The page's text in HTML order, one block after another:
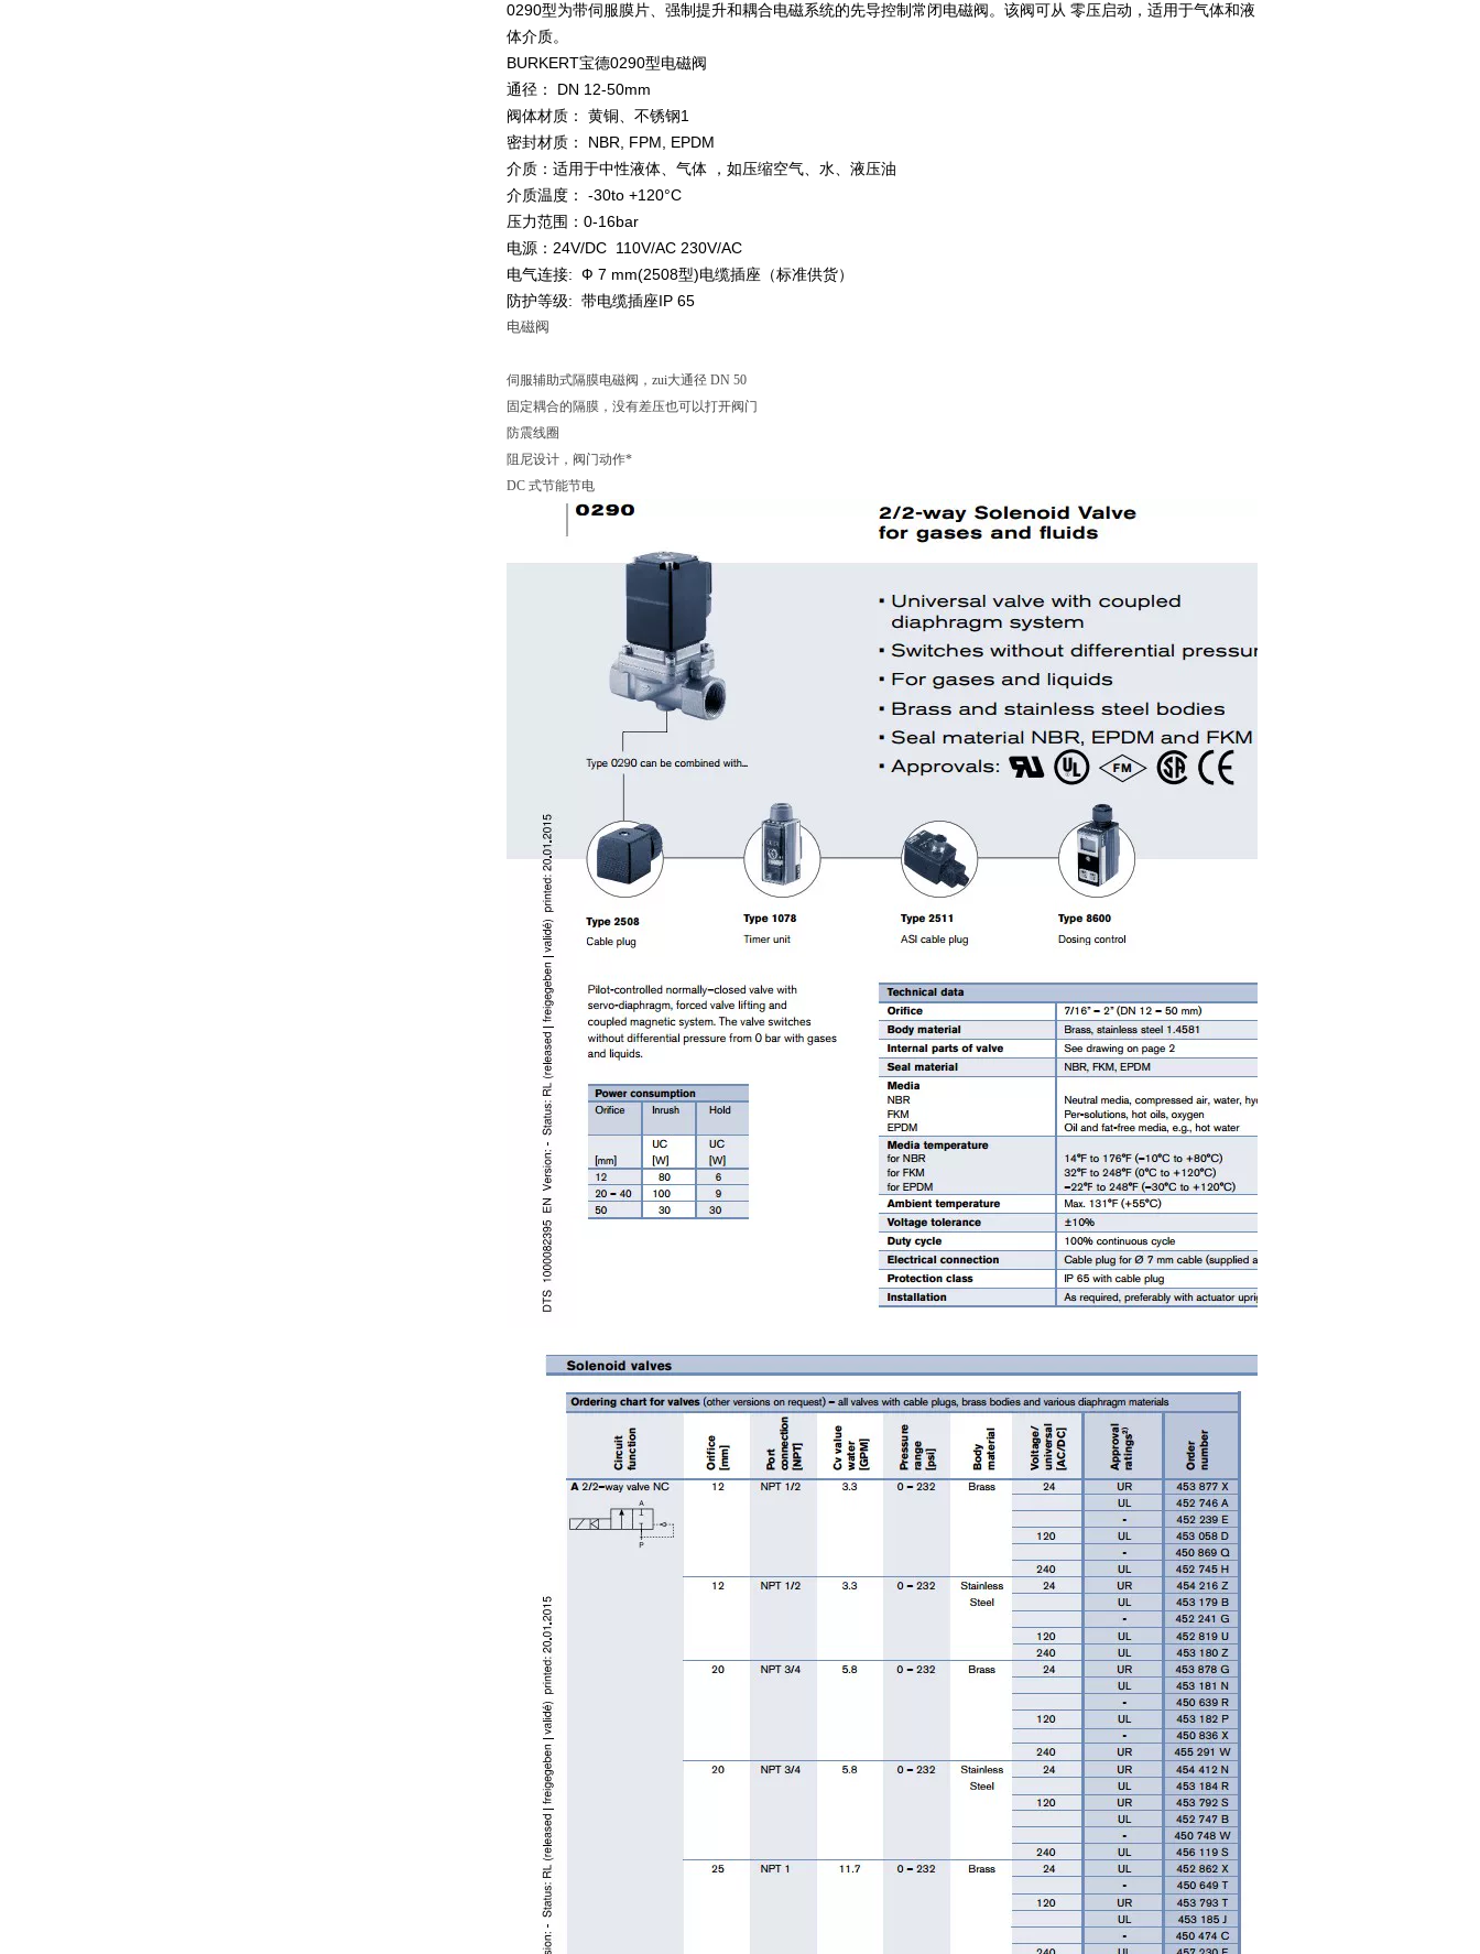
0290型为带伺服膜片、强制提升和耦合电磁系统的先导控制常闭电磁阀。该阀可从 零压启动，适用于气体和液
体介质。
BURKERT宝德0290型电磁阀
通径： DN 12-50mm
阀体材质： 黄铜、不锈钢1
密封材质： NBR, FPM, EPDM
介质：适用于中性液体、气体 ，如压缩空气、水、液压油
介质温度： -30to +120°C
压力范围：0-16bar
电源：24V/DC 110V/AC 230V/AC
电气连接: Ф 7 mm(2508型)电缆插座（标准供货）
防护等级: 带电缆插座IP 65
电磁阀
伺服辅助式隔膜电磁阀，zui大通径 DN 50
固定耦合的隔膜，没有差压也可以打开阀门
防震线圈
阻尼设计，阀门动作*
DC 式节能节电